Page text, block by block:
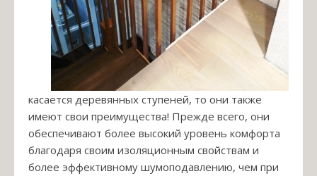
касается деревянных ступеней, то они также
имеют свои преимущества! Прежде всего, они
обеспечивают более высокий уровень комфорта
благодаря своим изоляционным свойствам и
более эффективному шумоподавлению, чем при